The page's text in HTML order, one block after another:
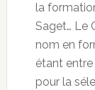
la
Saget… Le
nom en
étant entre
pour la